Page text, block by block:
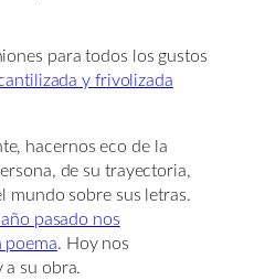
para todos los gustos
y frivolizada
hacernos eco de la
de su trayectoria,
mundo sobre sus letras.
pasado nos
poema. Hoy nos
a su obra.